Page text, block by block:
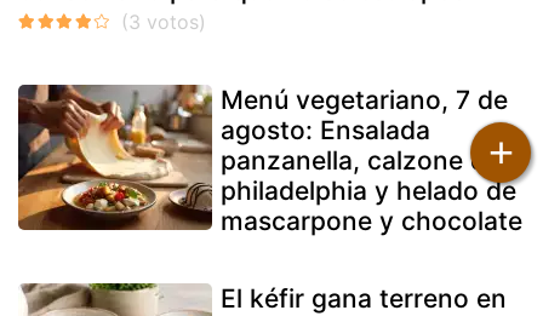
Menú vegetariano, 7 de
agosto: Ensalada
panzanella, calzone de
philadelphia y helado de
mascarpone y chocolate
El kéfir gana terreno en
+